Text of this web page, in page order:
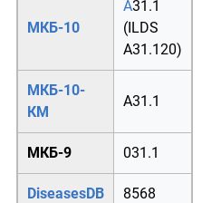
МКБ-10
A31.1
(ILDS
A31.120)
МКБ-10-
КМ
A31.1
МКБ-9 031.1
DiseasesDB 8568